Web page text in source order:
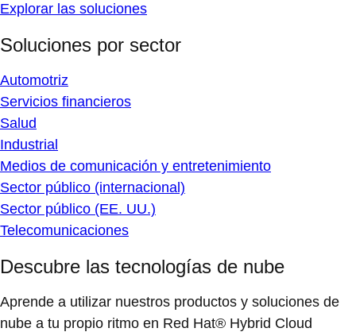
Explorar las soluciones
Soluciones por sector
Automotriz
Servicios financieros
Salud
Industrial
Medios de comunicación y entretenimiento
Sector público (internacional)
Sector público (EE. UU.)
Telecomunicaciones
Descubre las tecnologías de nube
Aprende a utilizar nuestros productos y soluciones de
nube a tu propio ritmo en Red Hat® Hybrid Cloud